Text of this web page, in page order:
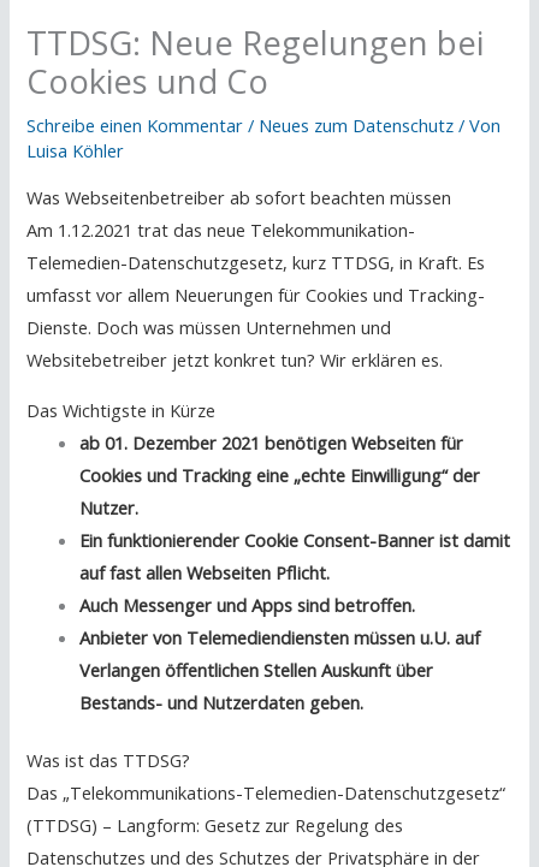
TTDSG: Neue Regelungen bei
Cookies und Co
Schreibe einen Kommentar / Neues zum Datenschutz / Von
Luisa Köhler
Was Webseitenbetreiber ab sofort beachten müssen
Am 1.12.2021 trat das neue Telekommunikation-
Telemedien-Datenschutzgesetz, kurz TTDSG, in Kraft. Es
umfasst vor allem Neuerungen für Cookies und Tracking-
Dienste. Doch was müssen Unternehmen und
Websitebetreiber jetzt konkret tun? Wir erklären es.
Das Wichtigste in Kürze
ab 01. Dezember 2021 benötigen Webseiten für
Cookies und Tracking eine „echte Einwilligung“ der
Nutzer.
Ein funktionierender Cookie Consent-Banner ist damit
auf fast allen Webseiten Pflicht.
Auch Messenger und Apps sind betroffen.
Anbieter von Telemediendiensten müssen u.U. auf
Verlangen öffentlichen Stellen Auskunft über
Bestands- und Nutzerdaten geben.
Was ist das TTDSG?
Das „Telekommunikations-Telemedien-Datenschutzgesetz“
(TTDSG) – Langform: Gesetz zur Regelung des
Datenschutzes und des Schutzes der Privatsphäre in der